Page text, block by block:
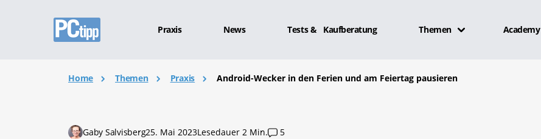
Praxis News Tests & Kaufberatung Themen Academy
Home Themen Praxis Android-Wecker in den Ferien und am Feiertag pausieren
Gaby Salvisberg25. Mai 2023Lesedauer 2 Min. 5